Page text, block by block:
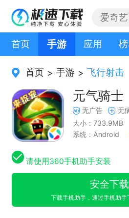
首页 手游 应用
首页 > 手游 > 飞行射击
元气骑士
无广告 无
大小：733.9MB
系统：Android
请使用360手机助手安装
安全下载
下载手机助手，通过手机助手